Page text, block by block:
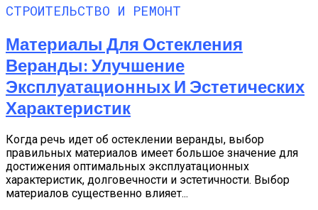
СТРОИТЕЛЬСТВО И РЕМОНТ
Материалы Для Остекления
Веранды: Улучшение
Эксплуатационных И Эстетических
Характеристик
Когда речь идет об остеклении веранды, выбор
правильных материалов имеет большое значение для
достижения оптимальных эксплуатационных
характеристик, долговечности и эстетичности. Выбор
материалов существенно влияет...